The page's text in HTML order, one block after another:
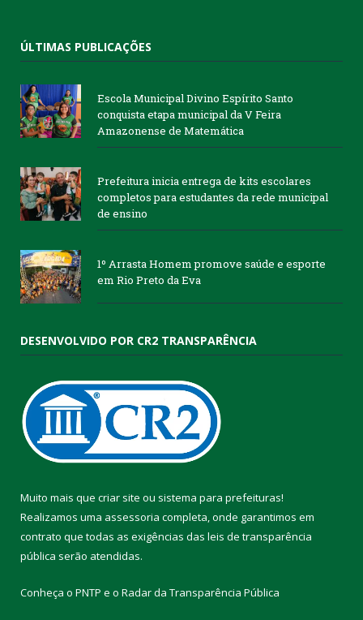
ÚLTIMAS PUBLICAÇÕES
Escola Municipal Divino Espírito Santo
conquista etapa municipal da V Feira
Amazonense de Matemática
Prefeitura inicia entrega de kits escolares
completos para estudantes da rede municipal
de ensino
1º Arrasta Homem promove saúde e esporte
em Rio Preto da Eva
DESENVOLVIDO POR CR2 TRANSPARÊNCIA
Muito mais que criar site ou sistema para prefeituras!
Realizamos uma assessoria completa, onde garantimos em
contrato que todas as exigências das leis de transparência
pública serão atendidas.
Conheça o PNTP e o Radar da Transparência Pública